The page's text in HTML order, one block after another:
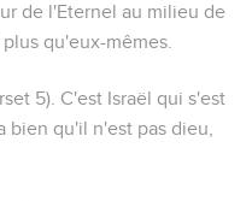
de l'Eternel au milieu de
qu'eux-mêmes.
5). C'est Israël qui s'est
qu'il n'est pas dieu,